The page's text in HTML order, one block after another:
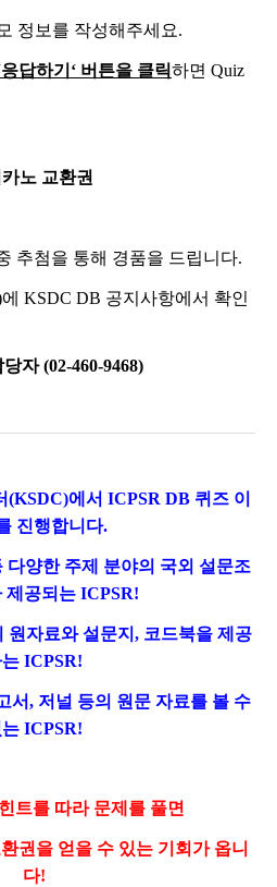
정보를 작성해주세요.
응답하기 ‘ 버튼을 클릭하면 Quiz
노 교환권
추첨을 통해 경품을 드립니다.
에 KSDC DB 공지사항에서 확인
자 (02-460-9468)
(KSDC)에서 ICPSR DB 퀴즈 이
진행합니다.
다양한 주제 분야의 국외 설문조
제공되는 ICPSR!
원자료와 설문지 , 코드북을 제공
ICPSR!
서, 저널 등의 원문 자료를 볼 수
ICPSR!
트를 따라 문제를 풀면
권을 얻을 수 있는 기회가 옵니
다!